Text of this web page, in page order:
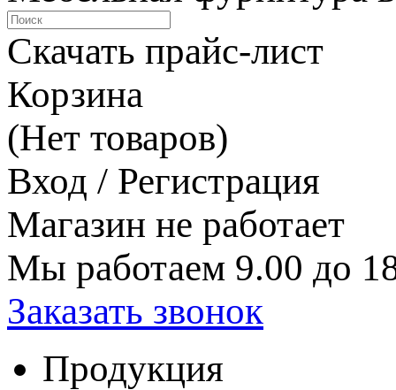
Скачать прайс-лист
Корзина
(Нет товаров)
Вход / Регистрация
Магазин не работает
Мы работаем 9.00 до
Заказать звонок
Продукция